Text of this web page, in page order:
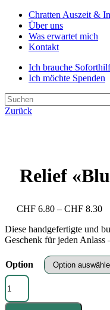
Chratten Auszeit &
Über uns
Was erwartet mich
Kontakt
Ich brauche
Ich möchte Spenden
Zurück
Relief
CHF 6.80 – CHF 8.30
Diese handgefertigte und
Geschenk für jeden Anlass
Option
Relief
«Blumenkarte»
Menge